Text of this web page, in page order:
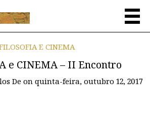
E CINEMA
e CINEMA – II Encontro
De on quinta-feira, outubro 12, 2017